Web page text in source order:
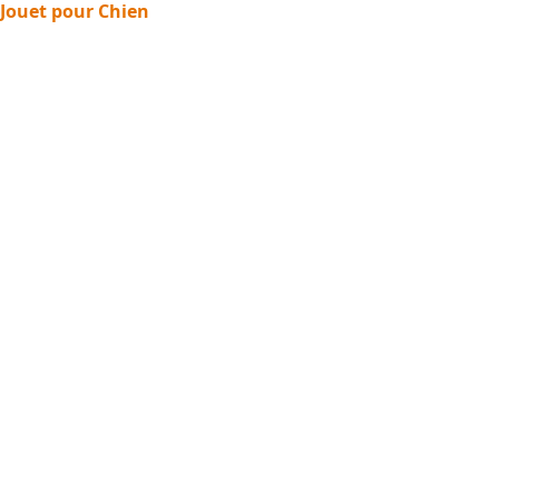
Jouet pour Chien